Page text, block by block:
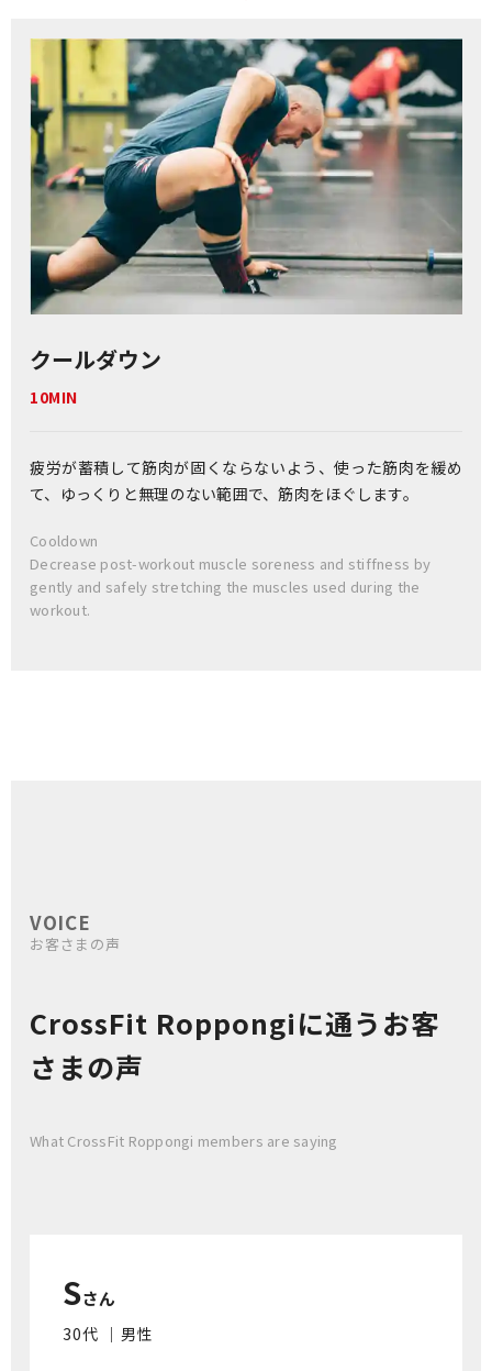
クールダウン
10MIN
疲労が蓄積して筋肉が固くならないよう、使った筋肉を緩め
て、ゆっくりと無理のない範囲で、筋肉をほぐします。
Cooldown
Decrease post-workout muscle soreness and stiffness by
gently and safely stretching the muscles used during the
workout.
VOICE
お客さまの声
CrossFit Roppongiに通うお客
さまの声
What CrossFit Roppongi members are saying
Sさん
30代 ｜男性